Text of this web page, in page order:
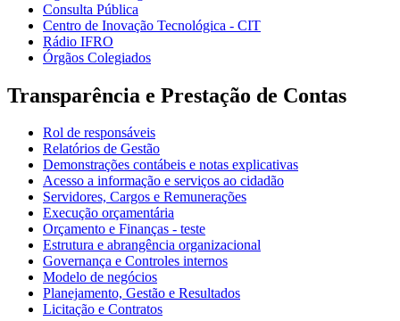
Consulta Pública
Centro de Inovação Tecnológica - CIT
Rádio IFRO
Órgãos Colegiados
Transparência e Prestação de Contas
Rol de responsáveis
Relatórios de Gestão
Demonstrações contábeis e notas explicativas
Acesso a informação e serviços ao cidadão
Servidores, Cargos e Remunerações
Execução orçamentária
Orçamento e Finanças - teste
Estrutura e abrangência organizacional
Governança e Controles internos
Modelo de negócios
Planejamento, Gestão e Resultados
Licitação e Contratos